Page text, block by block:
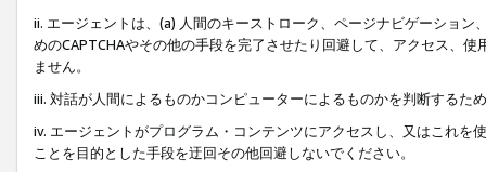
ii. エージェントは、(a) 人間のキーストローク、ページナビゲーショ
めのCAPTCHAやその他の手段を完了させたり回避して、アクセス、
ません。
iii. 対話が人間によるものかコンピューターによるものかを判断するた
iv. エージェントがプログラム・コンテンツにアクセスし、又はこれ
ことを目的とした手段を迂回その他回避しないでください。